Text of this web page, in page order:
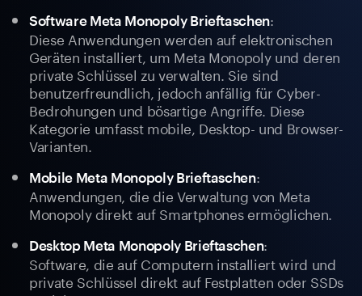
Software Meta Monopoly Brieftaschen:
Diese Anwendungen werden auf elektronischen
Geräten installiert, um Meta Monopoly und deren
private Schlüssel zu verwalten. Sie sind
benutzerfreundlich, jedoch anfällig für Cyber-
Bedrohungen und bösartige Angriffe. Diese
Kategorie umfasst mobile, Desktop- und Browser-
Varianten.
Mobile Meta Monopoly Brieftaschen:
Anwendungen, die die Verwaltung von Meta
Monopoly direkt auf Smartphones ermöglichen.
Desktop Meta Monopoly Brieftaschen:
Software, die auf Computern installiert wird und
private Schlüssel direkt auf Festplatten oder SSDs